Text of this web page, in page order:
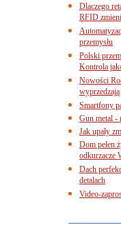
Dlaczego
RFID
przemysłu
Polski
Kontrola
Nowości
Smartfony
Gun metal -
Jak upały
Dom pełen
odkurzacze
Dach
detalach
Video-